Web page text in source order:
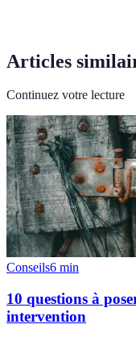
Articles
Continuez votre lecture
Conseils6 min
10 questions à
intervention